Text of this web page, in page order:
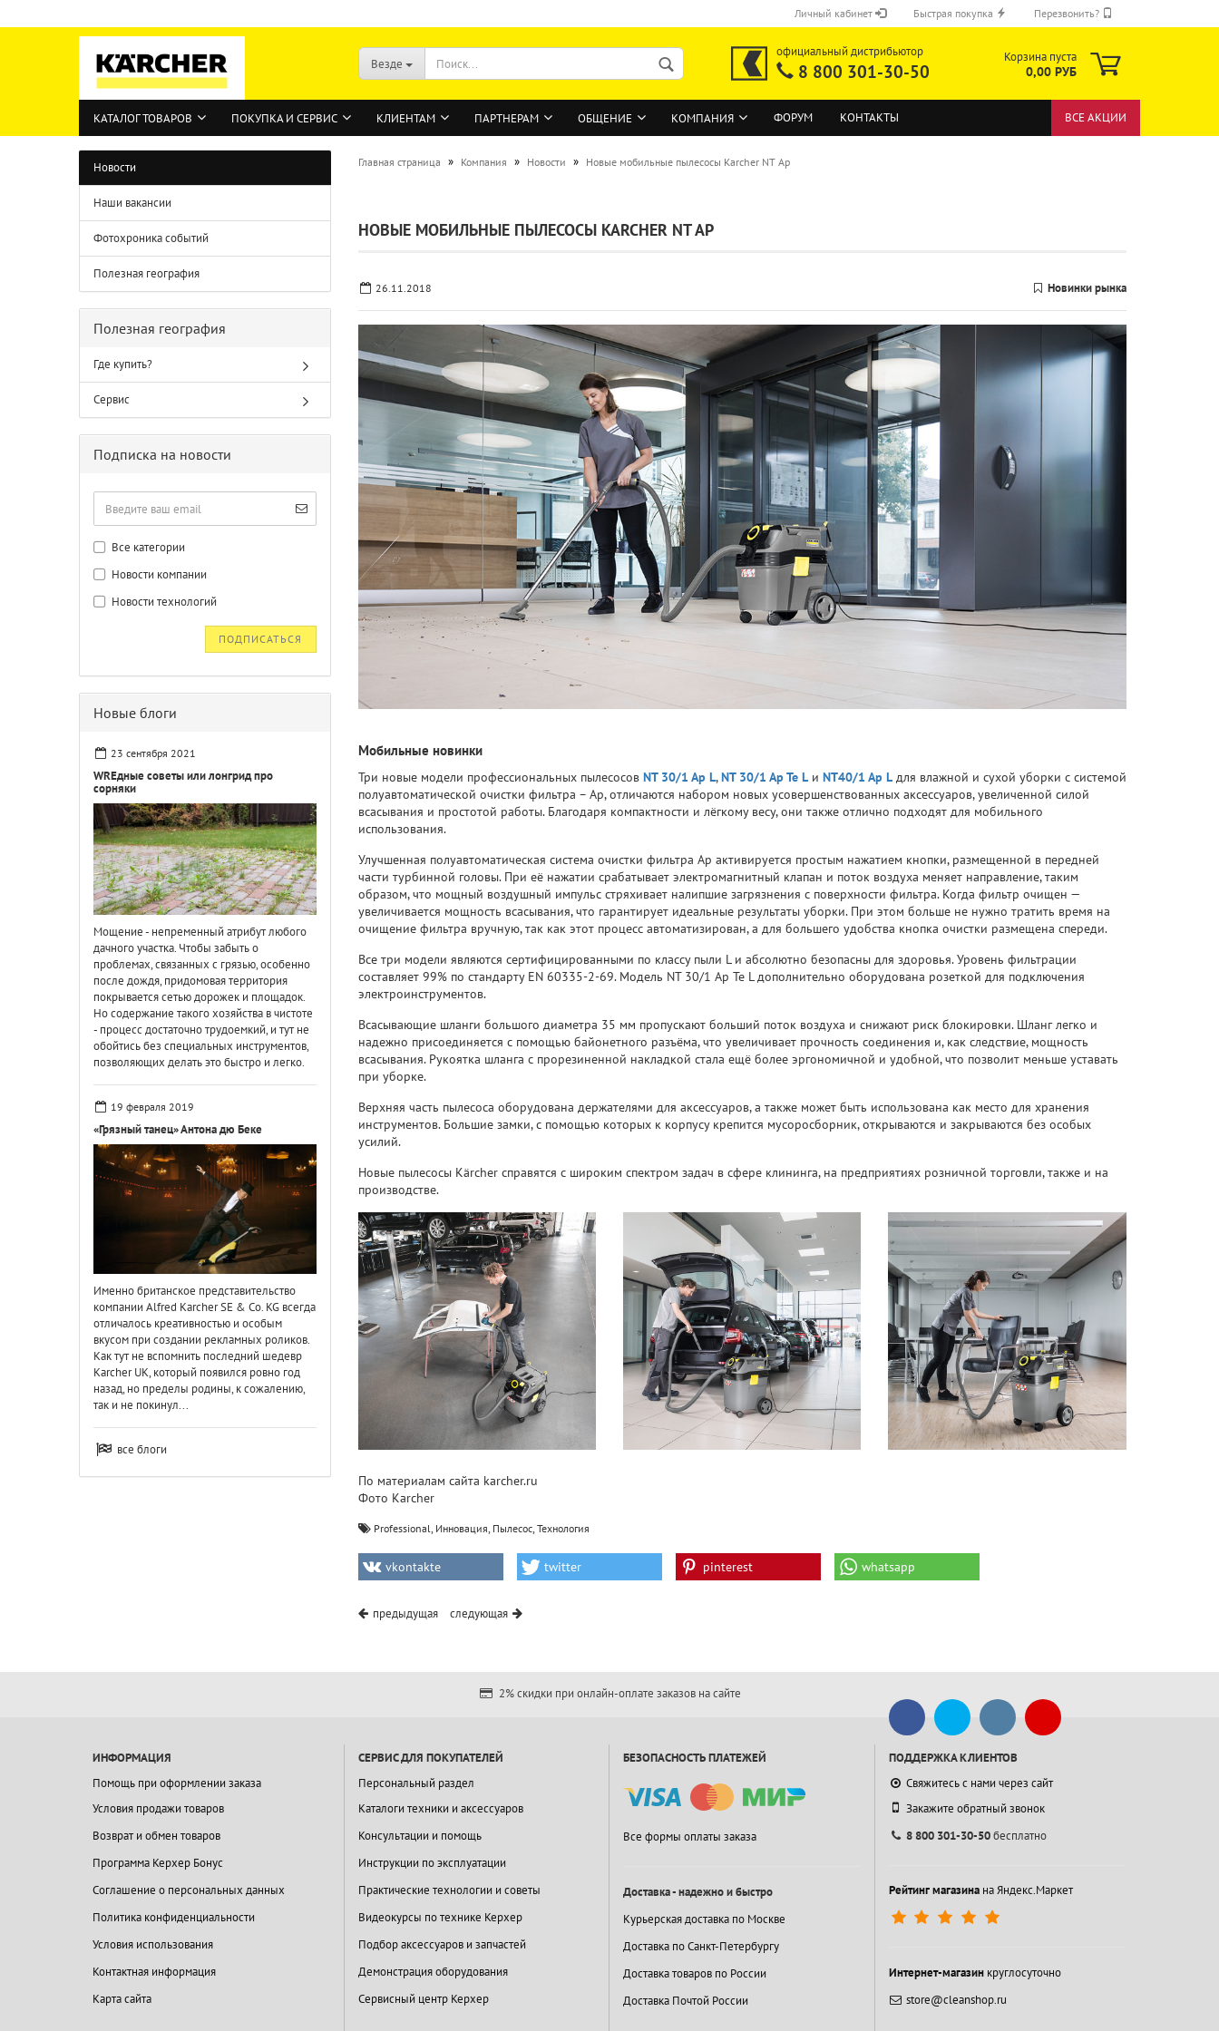
Личный кабинет Быстрая покупка Перезвонить?
Везде
официальный дистрибьютор
8 800 301-30-50
Корзина пуста
0,00 РУБ
КАТАЛОГ ТОВАРОВ ПОКУПКА И СЕРВИС КЛИЕНТАМ ПАРТНЕРАМ ОБЩЕНИЕ КОМПАНИЯ ФОРУМ КОНТАКТЫ ВСЕ АКЦИИ
Главная страница » Компания » Новости » Новые мобильные пылесосы Karcher NT Ap
НОВЫЕ МОБИЛЬНЫЕ ПЫЛЕСОСЫ KARCHER NT AP
26.11.2018 Новинки рынка
Мобильные новинки
Три новые модели профессиональных пылесосов NT 30/1 Ap L,NT 30/1 Ap Te Lи NT40/1 Ap Lдля влажной и сухой уборки с системой
полуавтоматической очистки фильтра – Ap, отличаются набором новых усовершенствованных аксессуаров, увеличенной силой
всасывания и простотой работы. Благодаря компактности и лёгкому весу, они также отлично подходят для мобильного
использования.
Улучшенная полуавтоматическая система очистки фильтра Ap активируется простым нажатием кнопки, размещенной в передней
части турбинной головы. При её нажатии срабатывает электромагнитный клапан и поток воздуха меняет направление, таким
образом, что мощный воздушный импульс стряхивает налипшие загрязнения с поверхности фильтра. Когда фильтр очищен —
увеличивается мощность всасывания, что гарантирует идеальные результаты уборки. При этом больше не нужно тратить время на
очищение фильтра вручную, так как этот процесс автоматизирован, а для большего удобства кнопка очистки размещена спереди.
Все три модели являются сертифицированными по классу пыли L и абсолютно безопасны для здоровья. Уровень фильтрации
составляет 99% по стандарту EN 60335-2-69. Модель NT 30/1 Ap Te L дополнительно оборудована розеткой для подключения
электроинструментов.
Всасывающие шланги большого диаметра 35 мм пропускают больший поток воздуха и снижают риск блокировки. Шланг легко и
надежно присоединяется с помощью байонетного разъёма, что увеличивает прочность соединения и, как следствие, мощность
всасывания. Рукоятка шланга с прорезиненной накладкой стала ещё более эргономичной и удобной, что позволит меньше уставать
при уборке.
Верхняя часть пылесоса оборудована держателями для аксессуаров, а также может быть использована как место для хранения
инструментов. Большие замки, с помощью которых к корпусу крепится мусоросборник, открываются и закрываются без особых
усилий.
Новые пылесосы Kärcher справятся с широким спектром задач в сфере клининга, на предприятиях розничной торговли, также и на
производстве.
По материалам сайта karcher.ru
Фото Karcher
Professional, Инновация, Пылесос,Технология
vkontakte twitter pinterest whatsapp
предыдущая следующая
Новости
Наши вакансии
Фотохроника событий
Полезная география
Полезная география
Где купить?
Сервис
Подписка на новости
Все категории
Новости компании
Новости технологий
ПОДПИСАТЬСЯ
Новые блоги
23 сентября 2021
WREдные советы или лонгрид про
сорняки
Мощение - непременный атрибут любого
дачного участка. Чтобы забыть о
проблемах, связанных с грязью, особенно
после дождя, придомовая территория
покрывается сетью дорожек и площадок.
Но содержание такого хозяйства в чистоте
- процесс достаточно трудоемкий, и тут не
обойтись без специальных инструментов,
позволяющих делать это быстро и легко.
19 февраля 2019
«Грязный танец» Антона дю Беке
Именно британское представительство
компании Alfred Karcher SE & Co. KG всегда
отличалось креативностью и особым
вкусом при создании рекламных роликов.
Как тут не вспомнить последний шедевр
Karcher UK, который появился ровно год
назад, но пределы родины, к сожалению,
так и не покинул...
все блоги
2% скидки при онлайн-оплате заказов на сайте
ИНФОРМАЦИЯ
Помощь при оформлении заказа
Условия продажи товаров
Возврат и обмен товаров
Программа Керхер Бонус
Соглашение о персональных данных
Политика конфиденциальности
Условия использования
Контактная информация
Карта сайта
СЕРВИС ДЛЯ ПОКУПАТЕЛЕЙ
Персональный раздел
Каталоги техники и аксессуаров
Консультации и помощь
Инструкции по эксплуатации
Практические технологии и советы
Видеокурсы по технике Керхер
Подбор аксессуаров и запчастей
Демонстрация оборудования
Сервисный центр Керхер
БЕЗОПАСНОСТЬ ПЛАТЕЖЕЙ
Все формы оплаты заказа
Доставка - надежно и быстро
Курьерская доставка по Москве
Доставка по Санкт-Петербургу
Доставка товаров по России
Доставка Почтой России
ПОДДЕРЖКА КЛИЕНТОВ
Свяжитесь с нами через сайт
Закажите обратный звонок
8 800 301-30-50бесплатно
Рейтинг магазинана Яндекс.Маркет
Интернет-магазинкруглосуточно
store@cleanshop.ru